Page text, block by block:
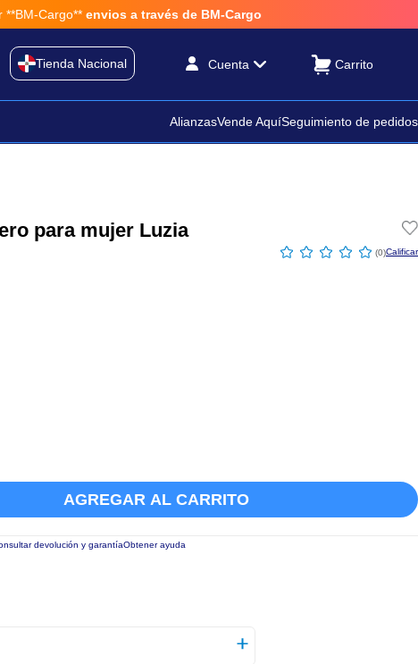
Cargo** envios a través de BM-Cargo
Tienda Nacional Cuenta
AlianzasVende AquíSeguimiento de pedidos
para mujer Luzia
☆ ☆ ☆ ☆ ☆ (0)
AGREGAR AL CARRITO
devolución y garantíaObtener ayuda